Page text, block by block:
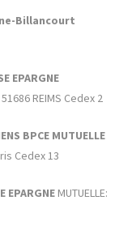
Billancourt
EPARGNE
REIMS Cedex 2
BPCE MUTUELLE
Cedex 13
EPARGNE MUTUELLE: